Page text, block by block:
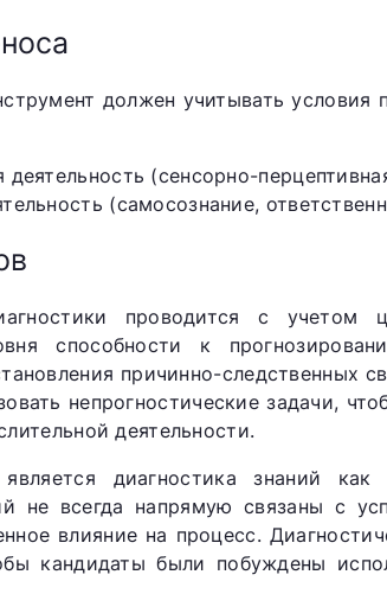
должен учитывать условия
деятельность (сенсорно-
(самосознание,
проводится с учетом
способности к
причинно-следственных
непрогностические задачи,
деятельности.
диагностика знаний
не всегда напрямую связаны с
влияние на процесс.
кандидаты были побуждены